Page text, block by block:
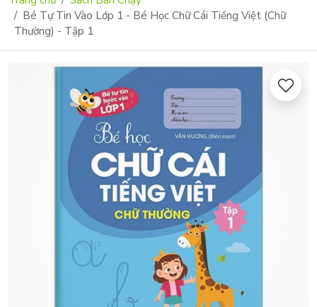
Bé Tự Tin Vào Lớp 1 - Bé Học Chữ Cái Tiếng Việt (Chữ
Thường) - Tập 1